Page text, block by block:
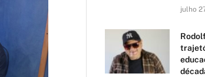
julho